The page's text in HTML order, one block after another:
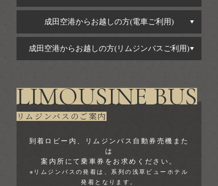
成田空港からお越しの方(電車ご利用)
成田空港からお越しの方(リムジンバスご利用)
LIMOUSINE BUS
リムジンバスのご案内
到着ロビー内、リムジンバス自動券売機また
は
案内所にて乗車券をお求めください。
※リムジンバスの発着は、系列の浅草ビューホテル
発着となります。